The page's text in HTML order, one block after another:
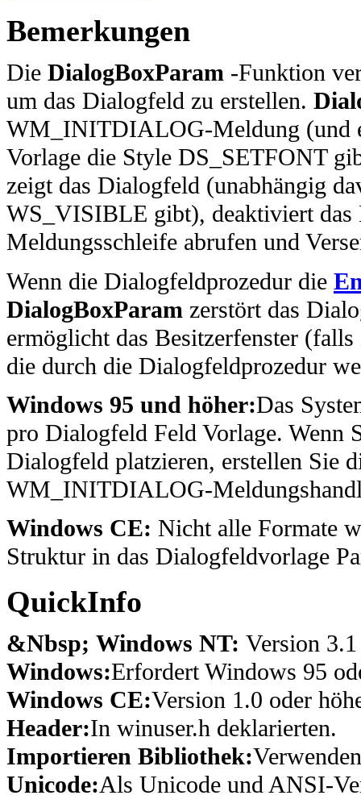
Bemerkungen
Die DialogBoxParam -Funktion
um das Dialogfeld zu erstellen.
WM_INITDIALOG-Meldung (und
Vorlage die Style DS_SETFONT
zeigt das Dialogfeld (unabhängig
WS_VISIBLE gibt), deaktiviert das
Meldungsschleife abrufen und
Wenn die Dialogfeldprozedur die
DialogBoxParam zerstört das
ermöglicht das Besitzerfenster
die durch die Dialogfeldprozedur
Windows 95 und höher:Das
pro Dialogfeld Feld Vorlage. Wenn
Dialogfeld platzieren, erstellen Sie
WM_INITDIALOG-
Windows CE: Nicht alle Formate
Struktur in das Dialogfeldvorlage
QuickInfo
&Nbsp; Windows NT: Version
Windows:Erfordert Windows 95
Windows CE:Version 1.0 oder
Header:In winuser.h deklarierten.
Importieren Bibliothek:
Unicode:Als Unicode und ANSI-